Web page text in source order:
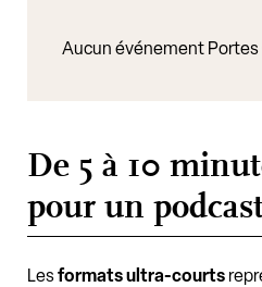
Aucun événement
De 5 à 10
pour un
Lesformats ultra-courts